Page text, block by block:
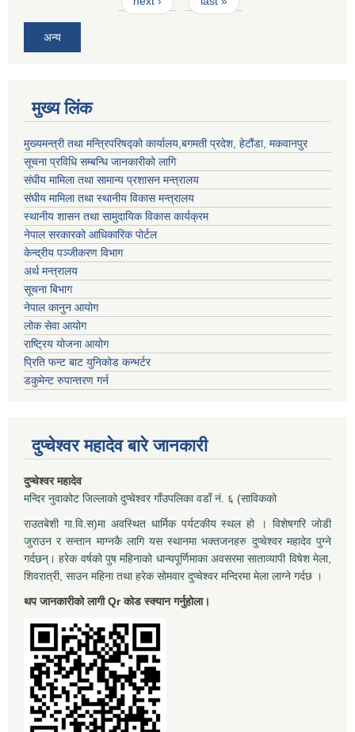
अन्य
मुख्य लिंक
मुख्यमन्त्री तथा मन्त्रिपरिषद्को कार्यालय,बगमती प्रदेश, हेटौंडा, मकवानपुर
सूचना प्रविधि सम्बन्धि जानकारीको लागि
संघीय मामिला तथा सामान्य प्रशासन मन्त्रालय
संघीय मामिला तथा स्थानीय विकास मन्त्रालय
स्थानीय शासन तथा सामुदायिक विकास कार्यक्रम
नेपाल सरकारको आधिकारिक पोर्टल
केन्द्रीय पञ्जीकरण विभाग
अर्थ मन्त्रालय
सूचना बिभाग
नेपाल कानुन आयोग
लोक सेवा आयोग
राष्ट्रिय योजना आयोग
प्रिति फन्ट बाट युनिकोड कन्भर्टर
डकुमेन्ट रुपान्तरण गर्न
दुप्चेश्वर महादेव बारे जानकारी
दुप्चेश्वर महादेव
मन्दिर नुवाकोट जिल्लाको दुप्चेश्वर गाँउपलिका वडाँ नं. ६ (साविकको
राउतबेशी गा.वि.स)मा अवस्थित धार्मिक पर्यटकीय स्थल हो । विशेषगरि जोडी
जुराउन र सन्तान माग्नकै लागि यस स्थानमा भक्तजनहरु दुप्चेश्वर महादेव पुग्ने
गर्दछन्। हरेक वर्षको पुष महिनाको धान्यपूर्णिमाका अवसरमा साताव्यापी विषेश मेला,
शिवरात्री, साउन महिना तथा हरेक सोमवार दुप्चेश्वर मन्दिरमा मेला लाग्ने गर्दछ ।
थप जानकारीको लागी Qr कोड स्क्यान गर्नुहोला।